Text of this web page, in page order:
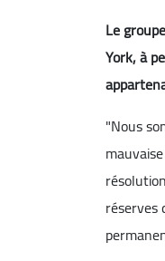
Le
York, à
"Nous
réserves